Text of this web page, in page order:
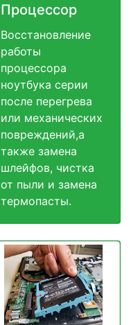
Процессор
Восстановление
работы
процессора
ноутбука серии
после перегрева
или механических
повреждений,а
также замена
шлейфов, чистка
от пыли и замена
термопасты.